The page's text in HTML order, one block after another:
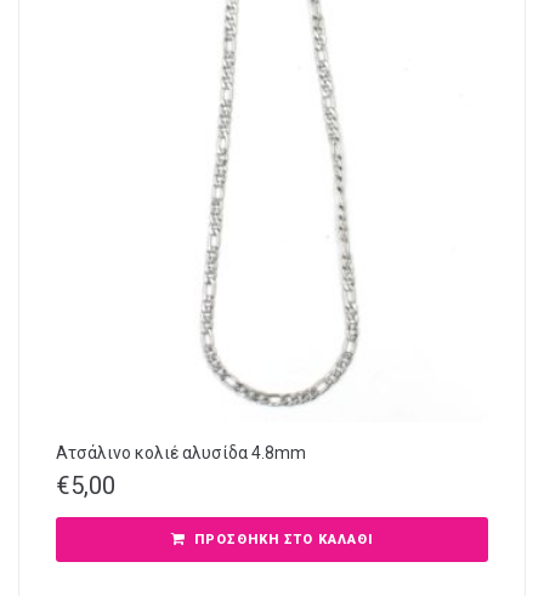
Ατσάλινο κολιέ αλυσίδα 4.8mm
€5,00
ΠΡΟΣΘΉΚΗ ΣΤΟ ΚΑΛΆΘΙ